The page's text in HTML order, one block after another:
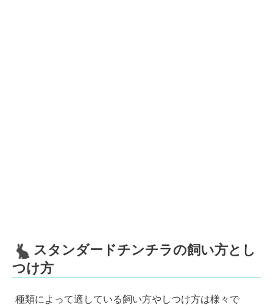
スタンダードチンチラの飼い方とし
つけ方
種類によって適している飼い方やしつけ方は様々で